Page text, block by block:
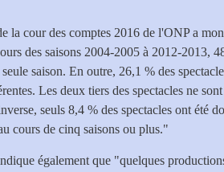
la cour des comptes 2016 de l'ONP a
des saisons 2004-2005 à 2012-2013,
saison. En outre, 26,1 % des
Les deux tiers des spectacles ne
seuls 8,4 % des spectacles ont été
cours de cinq saisons ou plus."
également que "quelques